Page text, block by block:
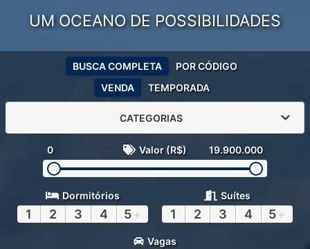
UM OCEANO DE POSSIBILIDADES
VENDA TEMPORADA
BUSCA COMPLETA POR CÓDIGO
CATEGORIAS
0 Valor (R$) 19.900.000
Dormitórios
1 2 3 4 5+
Suítes
1 2 3 4 5+
Vagas